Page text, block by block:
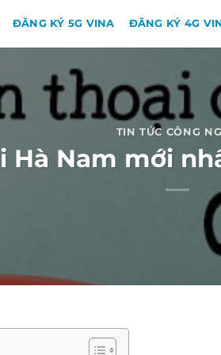
ĐĂNG KÝ 5G VINA ĐĂNG KÝ 4G
TIN TỨC CÔNG
Hà Nam mới